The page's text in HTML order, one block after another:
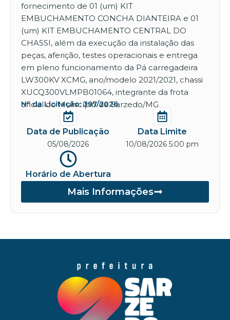
fornecimento de 01 (um) KIT
EMBUCHAMENTO CONCHA DIANTEIRA e 01
(um) KIT EMBUCHAMENTO CENTRAL DO
CHASSI, além da execução da instalação das
peças, aferição, testes operacionais e entrega
em pleno funcionamento da Pá carregadeira
LW300KV XCMG, ano/modelo 2021/2021, chassi
XUCQ300VLMPB01064, integrante da frota
oficial do Município de Sarzedo/MG
Nº da Licitação: 397/2026
Data de Publicação
05/08/2026
Data Limite
10/08/2026 5:00 pm
Horário de Abertura
Mais Informações